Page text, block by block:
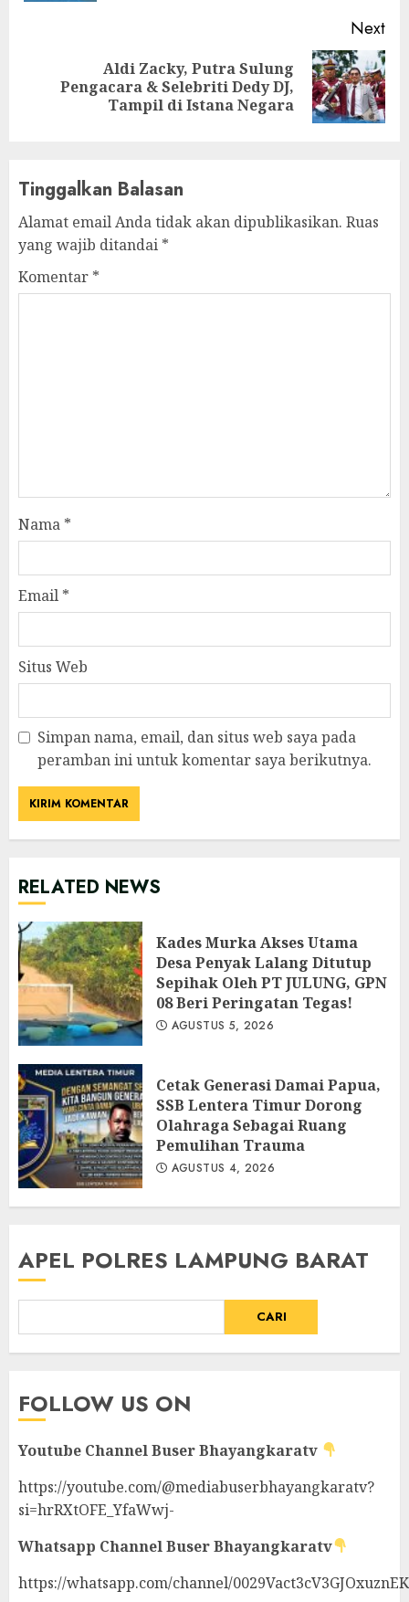
Next
Next
Aldi Zacky, Putra Sulung
Pengacara & Selebriti Dedy DJ,
Tampil di Istana Negara
Tinggalkan Balasan
Alamat email Anda tidak akan dipublikasikan. Ruas
yang wajib ditandai *
Komentar *
Nama *
Email *
Situs Web
Simpan nama, email, dan situs web saya pada
peramban ini untuk komentar saya berikutnya.
RELATED NEWS
Kades Murka Akses Utama
Desa Penyak Lalang Ditutup
Sepihak Oleh PT JULUNG, GPN
08 Beri Peringatan Tegas!
AGUSTUS 5, 2026
Cetak Generasi Damai Papua,
SSB Lentera Timur Dorong
Olahraga Sebagai Ruang
Pemulihan Trauma
AGUSTUS 4, 2026
APEL POLRES LAMPUNG BARAT
CARI
FOLLOW US ON
Youtube ChannelBuser Bhayangkaratv
https://youtube.com/@mediabuserbhayangkaratv?
si=hrRXtOFE_YfaWwj-
Whatsapp ChannelBuser Bhayangkaratv
https://whatsapp.com/channel/